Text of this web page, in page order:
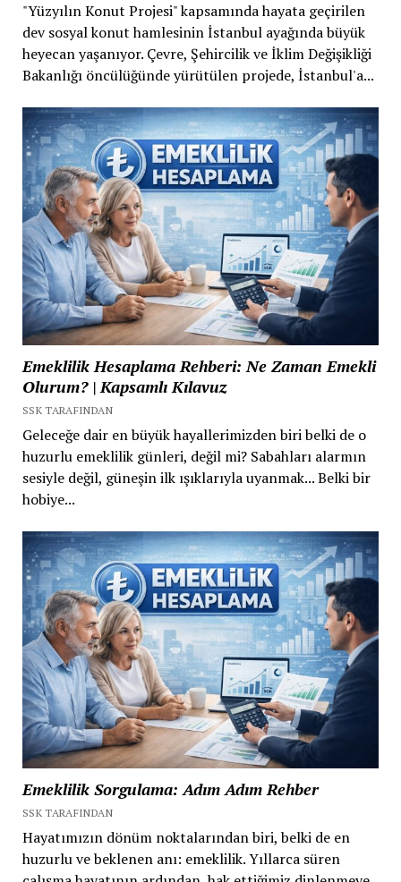
"Yüzyılın Konut Projesi" kapsamında hayata geçirilen
dev sosyal konut hamlesinin İstanbul ayağında büyük
heyecan yaşanıyor. Çevre, Şehircilik ve İklim Değişikliği
Bakanlığı öncülüğünde yürütülen projede, İstanbul'a...
Emeklilik Hesaplama Rehberi: Ne Zaman Emekli
Olurum? | Kapsamlı Kılavuz
SSK TARAFINDAN
Geleceğe dair en büyük hayallerimizden biri belki de o
huzurlu emeklilik günleri, değil mi? Sabahları alarmın
sesiyle değil, güneşin ilk ışıklarıyla uyanmak... Belki bir
hobiye...
Emeklilik Sorgulama: Adım Adım Rehber
SSK TARAFINDAN
Hayatımızın dönüm noktalarından biri, belki de en
huzurlu ve beklenen anı: emeklilik. Yıllarca süren